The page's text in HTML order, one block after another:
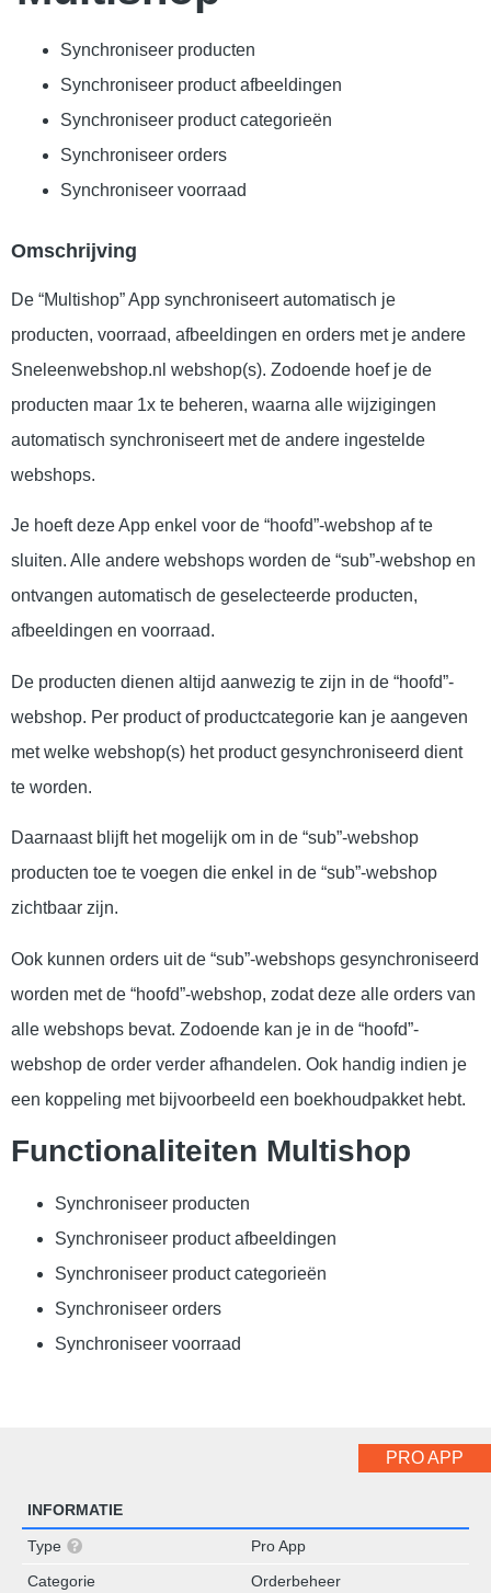
Synchroniseer producten
Synchroniseer product afbeeldingen
Synchroniseer product categorieën
Synchroniseer orders
Synchroniseer voorraad
Omschrijving
De “Multishop” App synchroniseert automatisch je
producten, voorraad, afbeeldingen en orders met je andere
Sneleenwebshop.nl webshop(s). Zodoende hoef je de
producten maar 1x te beheren, waarna alle wijzigingen
automatisch synchroniseert met de andere ingestelde
webshops.
Je hoeft deze App enkel voor de “hoofd”-webshop af te
sluiten. Alle andere webshops worden de “sub”-webshop en
ontvangen automatisch de geselecteerde producten,
afbeeldingen en voorraad.
De producten dienen altijd aanwezig te zijn in de “hoofd”-
webshop. Per product of productcategorie kan je aangeven
met welke webshop(s) het product gesynchroniseerd dient
te worden.
Daarnaast blijft het mogelijk om in de “sub”-webshop
producten toe te voegen die enkel in de “sub”-webshop
zichtbaar zijn.
Ook kunnen orders uit de “sub”-webshops gesynchroniseerd
worden met de “hoofd”-webshop, zodat deze alle orders van
alle webshops bevat. Zodoende kan je in de “hoofd”-
webshop de order verder afhandelen. Ook handig indien je
een koppeling met bijvoorbeeld een boekhoudpakket hebt.
Functionaliteiten Multishop
Synchroniseer producten
Synchroniseer product afbeeldingen
Synchroniseer product categorieën
Synchroniseer orders
Synchroniseer voorraad
PRO APP
INFORMATIE
Type
Pro App
Categorie
Orderbeheer